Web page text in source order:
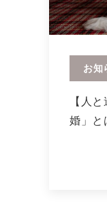
お知
【人
婚」と